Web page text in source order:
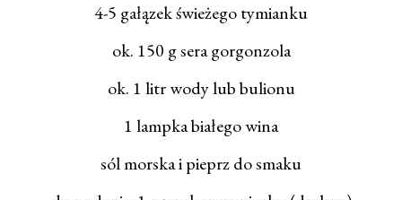
4-5 gałązek świeżego tymianku
ok. 150 g sera gorgonzola
ok. 1 litr wody lub bulionu
1 lampka białego wina
sól morska i pieprz do smaku